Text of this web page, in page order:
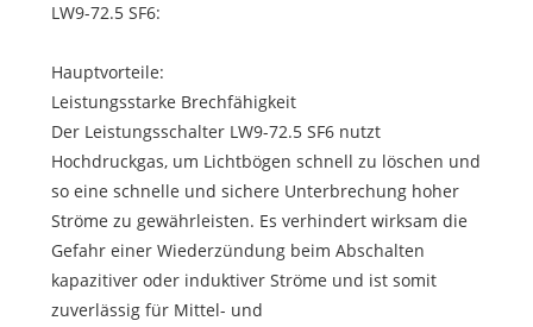
LW9-72.5 SF6:
Hauptvorteile:
Leistungsstarke Brechfähigkeit
Der Leistungsschalter LW9-72.5 SF6 nutzt
Hochdruckgas, um Lichtbögen schnell zu löschen und
so eine schnelle und sichere Unterbrechung hoher
Ströme zu gewährleisten. Es verhindert wirksam die
Gefahr einer Wiederzündung beim Abschalten
kapazitiver oder induktiver Ströme und ist somit
zuverlässig für Mittel- und